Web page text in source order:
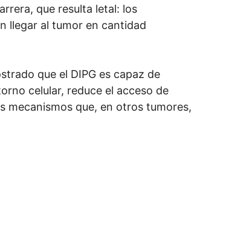
que resulta letal: los
llegar al tumor en cantidad
que el DIPG es capaz de
celular, reduce el acceso de
mecanismos que, en otros tumores,